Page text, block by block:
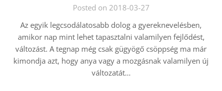
Posted on 2018-03-27
Az egyik legcsodálatosabb dolog a gyereknevelésben,
amikor nap mint lehet tapasztalni valamilyen fejlődést,
változást. A tegnap még csak gügyögő csöppség ma már
kimondja azt, hogy anya vagy a mozgásnak valamilyen új
változatát…